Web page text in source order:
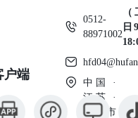
加入华创证券研究所，主要
2025年新财富最佳分析师非
新财富最佳分析师非银行业
售通讯录 华创行业公司投
市场基准为沪深300指数，
市场基准为标普500/纳斯达
推：预期未来6个月内超
期未来6个月内超越基准指
户端
0512-
88971002
日
中国 ·
江苏 ·
苏州市